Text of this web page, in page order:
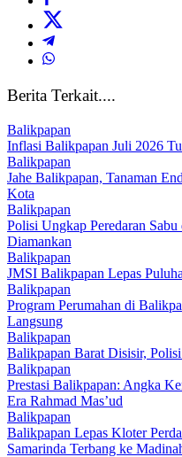
Berita Terkait....
Balikpapan
Inflasi Balikpapan Juli 2026
Balikpapan
Jahe Balikpapan, Tanaman
Kota
Balikpapan
Polisi Ungkap Peredaran
Diamankan
Balikpapan
JMSI Balikpapan Lepas
Balikpapan
Program Perumahan di
Langsung
Balikpapan
Balikpapan Barat Disisir,
Balikpapan
Prestasi Balikpapan: Angka
Era Rahmad Mas’ud
Balikpapan
Balikpapan Lepas Kloter
Samarinda Terbang ke